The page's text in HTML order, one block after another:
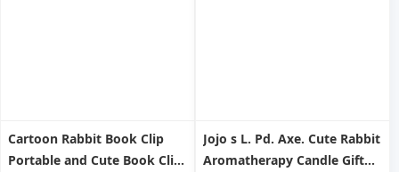
Cartoon Rabbit Book Clip
Portable and Cute Book Clip
Jojo s L. Pd. Axe. Cute Rabbit
Aromatherapy Candle Gift